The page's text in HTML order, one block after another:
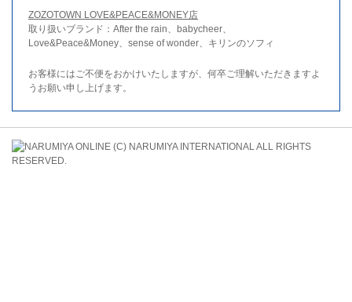
ZOZOTOWN LOVE&PEACE&MONEY店
取り扱いブランド：After the rain、babycheer、
Love&Peace&Money、sense of wonder、キリンのソフィ
お客様にはご不便をおかけいたしますが、何卒ご理解いただきますよ
うお願い申し上げます。